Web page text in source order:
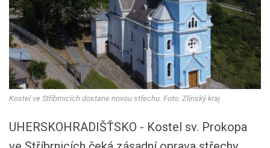
Kostel ve Stříbrnicích dostane novou střechu. Foto: Zlínský kraj
UHERSKOHRADIŠŤSKO - Kostel sv. Prokopa